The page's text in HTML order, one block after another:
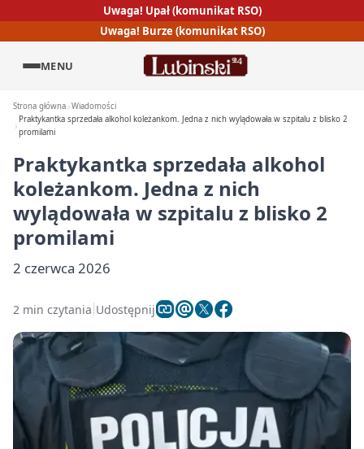
Uwaga! Upał (komunikat RSO)
Uwaga! Burze (komunikat RSO)
MENU
Strona główna Wiadomości
Praktykantka sprzedała alkohol koleżankom. Jedna z nich wylądowała w szpitalu z blisko 2
promilami
Praktykantka sprzedała alkohol
koleżankom. Jedna z nich
wylądowała w szpitalu z blisko 2
promilami
2 czerwca 2026
2 min czytania Udostępnij